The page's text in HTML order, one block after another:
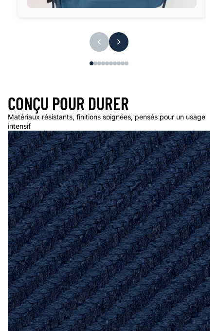
CONÇU POUR DURER
Matériaux résistants, finitions soignées, pensés pour un usage
intensif